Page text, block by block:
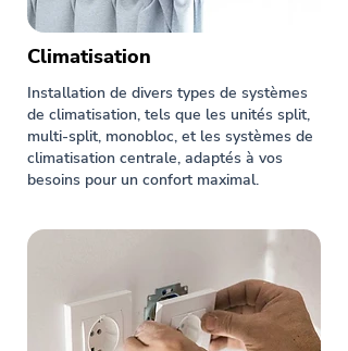
Climatisation
Installation de divers types de systèmes
de climatisation, tels que les unités split,
multi-split, monobloc, et les systèmes de
climatisation centrale, adaptés à vos
besoins pour un confort maximal.